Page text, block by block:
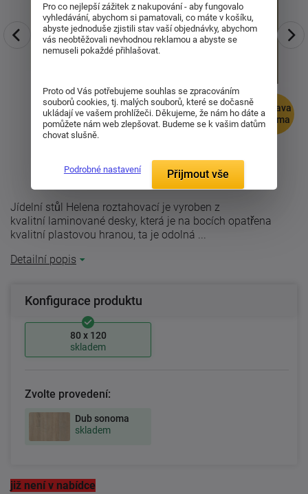
doprava
zdarma
Jídelní stůl Helena roztahovací je vyroben z
kvalitní laminované desky, která je na bocích opatřena
kvalitní plastovou hranou, ta je odolná ...
Detailní popis
Konfigurace produktu
80 x 120
skladem
Zvolte provedení:
Dub sonoma
skladem
již není v nabídce
Pro co nejlepší zážitek z nakupování - aby fungovalo
vyhledávání, abychom si pamatovali, co máte v košíku,
abyste jednoduše zjistili stav vaší objednávky, abychom
vás neobtěžovali nevhodnou reklamou a abyste se
nemuseli pokaždé přihlašovat.
Proto od Vás potřebujeme souhlas se zpracováním
souborů cookies, tj. malých souborů, které se dočasně
ukládají ve vašem prohlížeči. Děkujeme, že nám ho dáte a
pomůžete nám web zlepšovat. Budeme se k vašim datům
chovat slušně.
Podrobné nastavení Přijmout vše